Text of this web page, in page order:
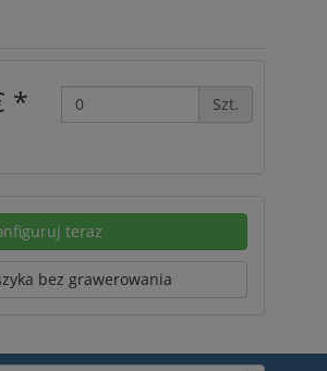
* Szt.
teraz
bez grawerowania